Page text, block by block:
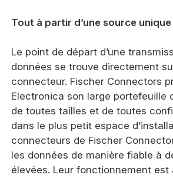
Tout à partir d’une source unique
Le point de départ d’une
données se trouve directement
connecteur. Fischer Connectors
Electronica son large portefeuille
de toutes tailles et de toutes
dans le plus petit espace
connecteurs de Fischer
les données de manière fiable à
élevées. Leur fonctionnement est